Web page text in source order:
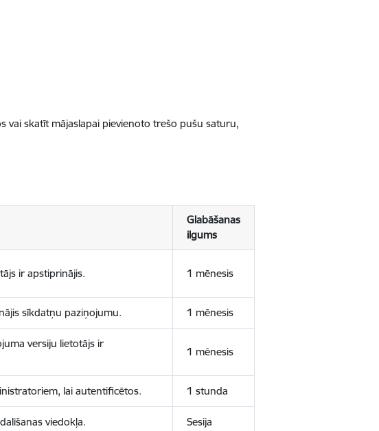
vai skatīt mājaslapai pievienoto trešo pušu saturu,
Glabāšanas
ilgums
ir apstiprinājis. 1 mēnesis
sīkdatņu paziņojumu. 1 mēnesis
versiju lietotājs ir
1 mēnesis
lai autentificētos. 1 stunda
viedokļa. Sesija